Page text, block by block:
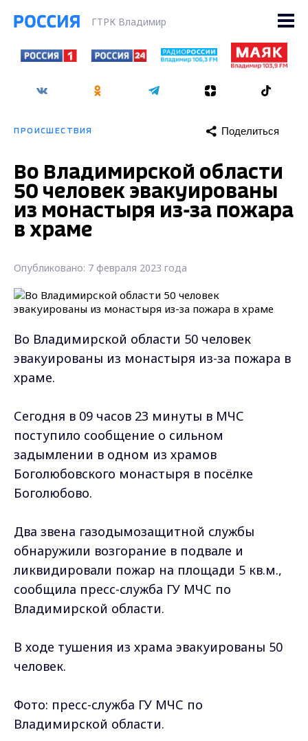
ГТРК Владимир
ПРОИСШЕСТВИЯ Поделиться
Во Владимирской области
50 человек эвакуированы
из монастыря из-за пожара
в храме
Опубликовано: 7 февраля 2023 года
Во Владимирской области 50 человек
эвакуированы из монастыря из-за пожара в
храме.
Сегодня в 09 часов 23 минуты в МЧС
поступило сообщение о сильном
задымлении в одном из храмов
Боголюбовского монастыря в посёлке
Боголюбово.
Два звена газодымозащитной службы
обнаружили возгорание в подвале и
ликвидировали пожар на площади 5 кв.м.,
сообщила пресс-служба ГУ МЧС по
Владимирской области.
В ходе тушения из храма эвакуированы 50
человек.
Фото: пресс-служба ГУ МЧС по
Владимирской области.